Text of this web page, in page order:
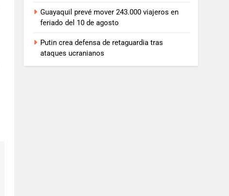
Guayaquil prevé mover 243.000 viajeros en
feriado del 10 de agosto
Putin crea defensa de retaguardia tras
ataques ucranianos